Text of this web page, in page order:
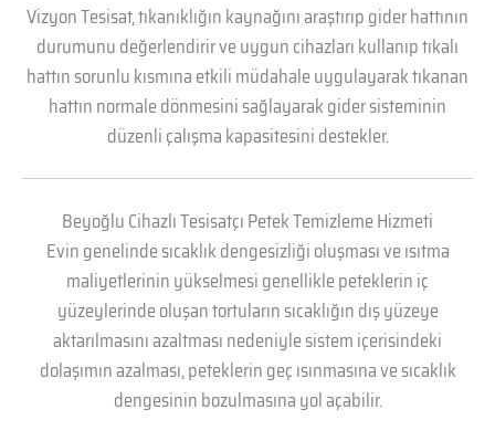
Vizyon Tesisat, tıkanıklığın kaynağını araştırıp gider hattının
durumunu değerlendirir ve uygun cihazları kullanıp tıkalı
hattın sorunlu kısmına etkili müdahale uygulayarak tıkanan
hattın normale dönmesini sağlayarak gider sisteminin
düzenli çalışma kapasitesini destekler.
Beyoğlu Cihazlı Tesisatçı Petek Temizleme Hizmeti
Evin genelinde sıcaklık dengesizliği oluşması ve ısıtma
maliyetlerinin yükselmesi genellikle peteklerin iç
yüzeylerinde oluşan tortuların sıcaklığın dış yüzeye
aktarılmasını azaltması nedeniyle sistem içerisindeki
dolaşımın azalması, peteklerin geç ısınmasına ve sıcaklık
dengesinin bozulmasına yol açabilir.